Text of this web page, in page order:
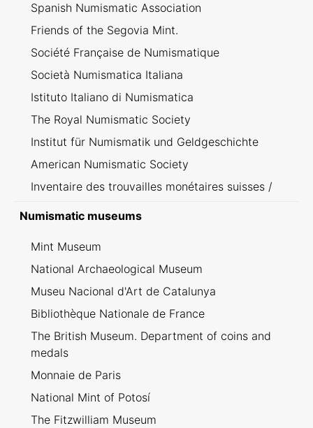
Spanish Numismatic Association
Friends of the Segovia Mint.
Société Française de Numismatique
Società Numismatica Italiana
Istituto Italiano di Numismatica
The Royal Numismatic Society
Institut für Numismatik und Geldgeschichte
American Numismatic Society
Inventaire des trouvailles monétaires suisses /
Numismatic museums
Mint Museum
National Archaeological Museum
Museu Nacional d'Art de Catalunya
Bibliothèque Nationale de France
The British Museum. Department of coins and
medals
Monnaie de Paris
National Mint of Potosí
The Fitzwilliam Museum